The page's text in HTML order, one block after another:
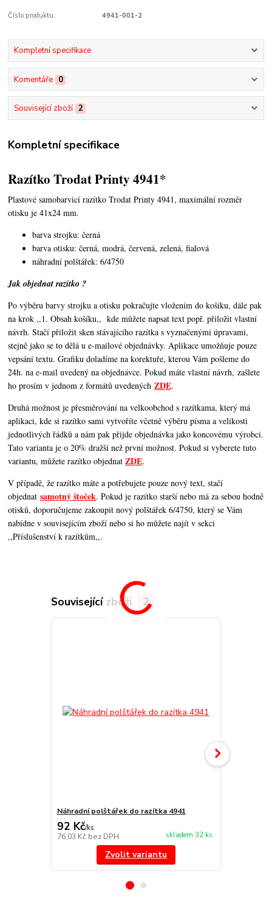
Číslo produktu: 4941-001-2
Kompletní specifikace
Komentáře 0
Související zboží 2
Kompletní specifikace
Razítko Trodat Printy 4941*
Plastové samobarvicí razítko Trodat Printy 4941,maximální rozměr
otisku je 41x24 mm.
barva strojku: černá
barva otisku: černá, modrá, červená, zelená, fialová
náhradní polštářek: 6/4750
Jak objednat razítko ?
Po výběru barvy strojku a otisku pokračujte vložením do košíku, dále pak
na krok ,,1. Obsah košíku,, kde můžete napsat text popř. přiložit vlastní
návrh. Stačí přiložit sken stávajícího razítka s vyznačenými úpravami,
stejně jako se to dělá u e-mailové objednávky. Aplikace umožňuje pouze
vepsání textu. Grafiku doladíme na korektuře, kterou Vám pošleme do
24h. na e-mail uvedený na objednávce. Pokud máte vlastní návrh, zašlete
ho prosím v jednom z formátů uvedenýchZDE.
Druhá možnost je přesměrování na velkoobchod s razítkama, který má
aplikaci, kde si razítko sami vytvoříte včetně výběru písma a velikosti
jednotlivých řádků a nám pak přijde objednávka jako koncovému výrobci.
Tato varianta je o 20% dražší než první možnost. Pokud si vyberete tuto
variantu, můžete razítko objednatZDE.
V případě, že razítko máte a potřebujete pouze nový text, stačí
objednatsamotný štoček. Pokud je razítko starší nebo má za sebou hodně
otisků, doporučujeme zakoupit nový polštářek 6/4750, který se Vám
nabídne v souvisejícím zboží nebo si ho můžete najít v sekci
,,Příslušenství k razítkům,,.
Související zboží 2
Náhradní polštářek do razítka 4941
92 Kč/ks
76,03 Kč bez DPH skladem 32 ks
Zvolit variantu